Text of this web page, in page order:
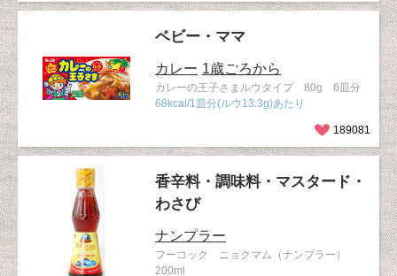
ベビー・ママ
カレー 1歳ごろから
カレーの王子さまルウタイプ 80g 6皿分
68kcal/1皿分(ルウ13.3g)あたり
189081
香辛料・調味料・マスタード・
わさび
ナンプラー
フーコック ニョクマム（ナンプラー）
200ml